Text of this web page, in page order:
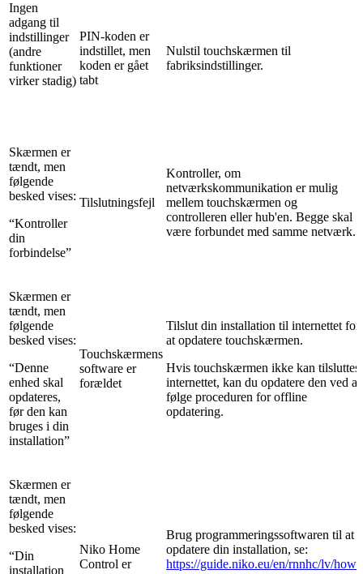
Ingen
adgang til
indstillinger
(andre
funktioner
virker stadig)
PIN-koden er
indstillet, men
koden er gået
tabt
Nulstil touchskærmen til
fabriksindstillinger.
Skærmen er
tændt, men
følgende
besked vises:
“Kontroller
din
forbindelse”
Tilslutningsfejl
Kontroller, om
netværkskommunikation er mulig
mellem touchskærmen og
controlleren eller hub'en. Begge skal
være forbundet med samme netværk.
Skærmen er
tændt, men
følgende
besked vises:
“Denne
enhed skal
opdateres,
før den kan
bruges i din
installation”
Touchskærmens
software er
forældet
Tilslut din installation til internettet for
at opdatere touchskærmen.
Hvis touchskærmen ikke kan tilsluttes
internettet, kan du opdatere den ved at
følge proceduren for offline
opdatering.
Skærmen er
tændt, men
følgende
besked vises:
“Din
installation
Niko Home
Control er
Brug programmeringssoftwaren til at
opdatere din installation, se:
https://guide.niko.eu/en/rnnhc/lv/how-